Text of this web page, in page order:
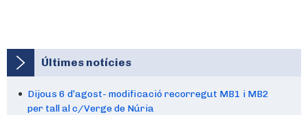
Últimes notícies
Dijous 6 d’agost- modificació recorregut MB1 i MB2
per tall al c/Verge de Núria